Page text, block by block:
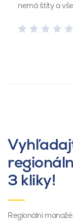
nemá štíty a
3 kliky!
Regionálni